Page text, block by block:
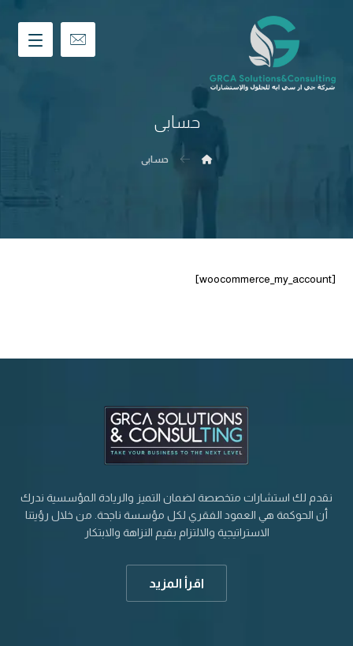
حسابی
حسابی
[woocommerce_my_account]
نقدم لك استشارات متخصصة لضمان التميز والريادة المؤسسية ندرك
أن الحوكمة هي العمود الفقري لكل مؤسسة ناجحة. من خلال رؤيتنا
الاستراتيجية والالتزام بقيم النزاهة والابتكار
اقرأ المزيد